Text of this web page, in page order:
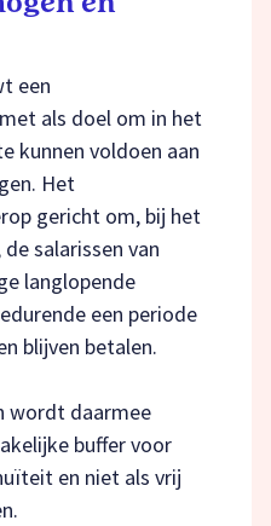
een
als doel om in het
kunnen voldoen aan
Het
gericht om, bij het
salarissen van
langlopende
een periode
blijven betalen.
wordt daarmee
buffer voor
en niet als vrij